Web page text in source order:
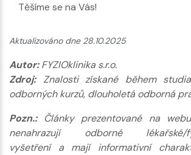
Těšíme se na Vás!
Aktualizováno dne 28.10.2025
Autor:FYZIOklinika s.r.o.
Zdroj: Znalosti získané během
odborných kurzů, dlouholetá odborná
Pozn.:Články prezentované na webu
nenahrazují odborné lékařské/
vyšetření a mají informativní